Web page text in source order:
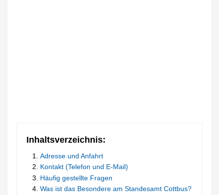
Inhaltsverzeichnis:
Adresse und Anfahrt
Kontakt (Telefon und E-Mail)
Häufig gestellte Fragen
Was ist das Besondere am Standesamt Cottbus?